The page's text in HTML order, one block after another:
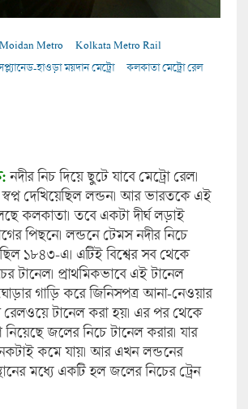
Metro
Kolkata Metro Rail
হাওড়া ময়দান মেট্রো
কলকাতা মেট্রো রেল
নদীর নিচ দিয়ে ছুটে যাবে মেট্রো রেল।
দেখিয়েছিল লন্ডন। আর ভারতকে এই
কলকাতা। তবে একটা দীর্ঘ লড়াই
পিছনে। লন্ডনে টেমস নদীর নিচে
১৮৪৩-এ। এটিই বিশ্বের সব থেকে
টানেল। প্রাথমিকভাবে এই টানেল
গাড়ি করে জিনিসপত্র আনা-নেওয়ার
রেলওয়ে টানেল করা হয়। এর পর থেকে
জলের নিচে টানেল করার। যার
কমে যায়। আর এখন লন্ডনের
মধ্যে একটি হল জলের নিচের ট্রেন